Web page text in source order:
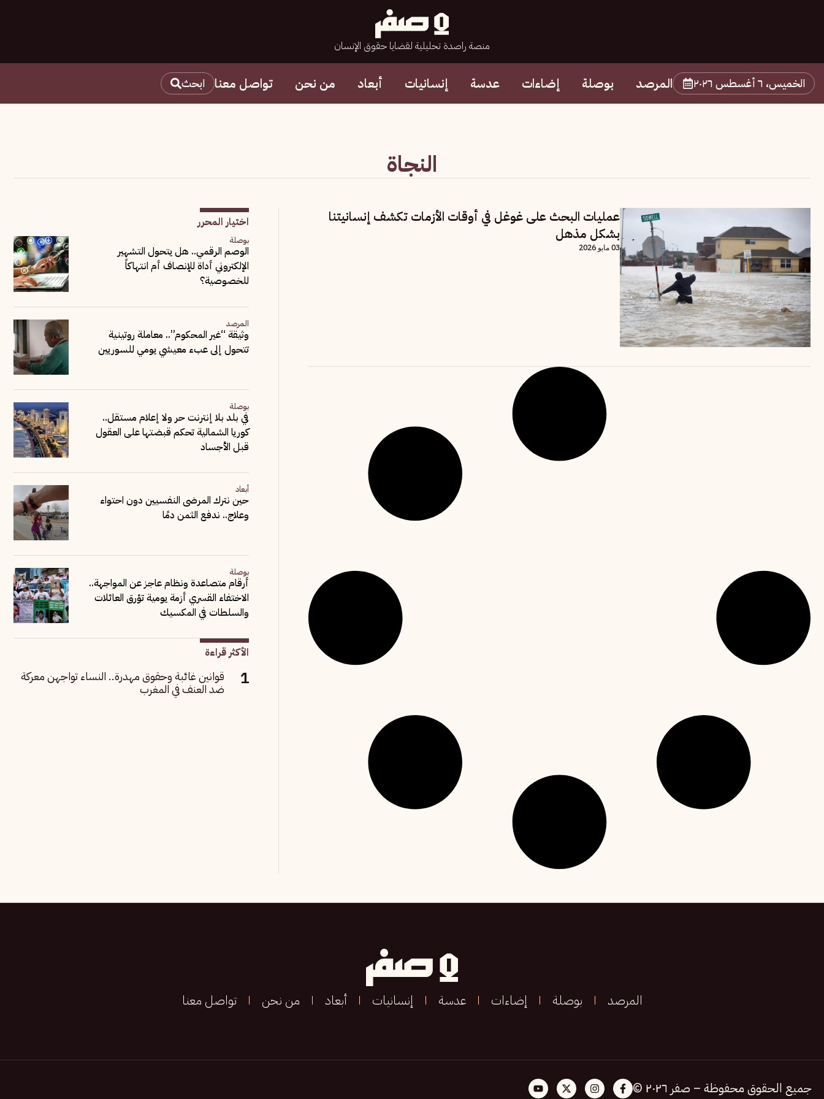
منصة راصدة تحليلية لقضايا حقوق الإنسان
الخميس، ٦ أغسطس ٢٠٢٦ المرصد بوصلة إضاءات عدسة إنسانيات أبعاد من نحن تواصل معنا ابحث
النجاة
عمليات البحث على غوغل في أوقات الأزمات تكشف إنسانيتنا
بشكل مذهل
03 مايو 2026
اختيار المحرر
بوصلة
الوصم الرقمي.. هل يتحول التشهير
الإلكتروني أداة للإنصاف أم انتهاكاً
للخصوصية؟
المرصد
وثيقة “غير المحكوم”.. معاملة روتينية
تتحول إلى عبء معيشي يومي للسوريين
بوصلة
في بلد بلا إنترنت حر ولا إعلام مستقل..
كوريا الشمالية تحكم قبضتها على العقول
قبل الأجساد
أبعاد
حين نترك المرضى النفسيين دون احتواء
وعلاج.. ندفع الثمن دمًا
بوصلة
أرقام متصاعدة ونظام عاجز عن المواجهة..
الاختفاء القسري أزمة يومية تؤرق العائلات
والسلطات في المكسيك
الأكثر قراءة
قوانين غائبة وحقوق مهدرة.. النساء تواجهن معركة
ضد العنف في المغرب
المرصد بوصلة إضاءات عدسة إنسانيات أبعاد من نحن تواصل معنا
جميع الحقوق محفوظة – صفر ٢٠٢٦ ©